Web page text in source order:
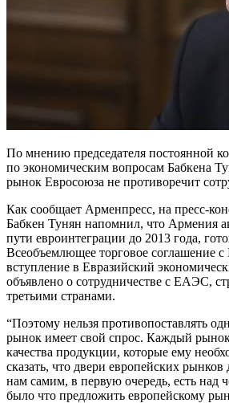
По мнению председателя постоянной
по экономическим вопросам Бабкена
рынок Евросоюза не противоречит
Как сообщает Арменпресс, на пресс-
Бабкен Тунян напомнил, что Армения
пути евроинтеграции до 2013 года,
Всеобъемлющее торговое соглашение
вступление в Евразийский
объявлено о сотрудничестве с ЕАЭС,
третьими странами.
“Поэтому нельзя противопоставлять
рынок имеет свой спрос. Каждый
качества продукции, которые ему
сказать, что двери европейских
нам самим, в первую очередь, есть над
было что предложить европейскому